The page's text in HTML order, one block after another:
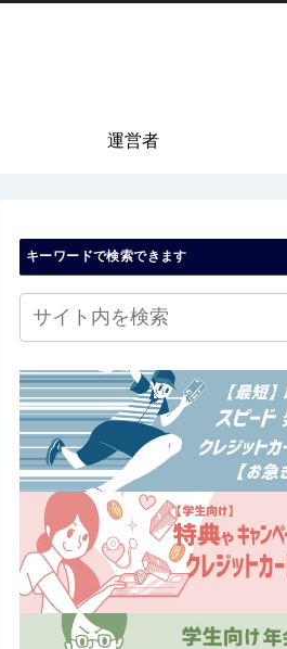
運営者
キーワードで検索できます